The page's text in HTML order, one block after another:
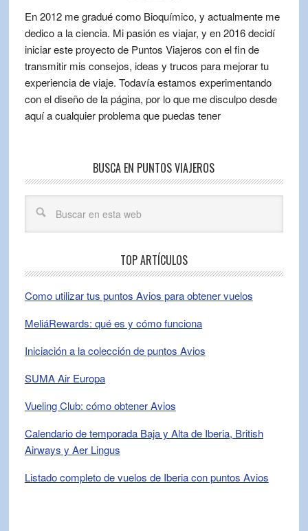
En 2012 me gradué como Bioquímico, y actualmente me
dedico a la ciencia. Mi pasión es viajar, y en 2016 decidí
iniciar este proyecto de Puntos Viajeros con el fin de
transmitir mis consejos, ideas y trucos para mejorar tu
experiencia de viaje. Todavía estamos experimentando
con el diseño de la página, por lo que me disculpo desde
aquí a cualquier problema que puedas tener
BUSCA EN PUNTOS VIAJEROS
TOP ARTÍCULOS
Como utilizar tus puntos Avios para obtener vuelos
MeliáRewards: qué es y cómo funciona
Iniciación a la colección de puntos Avios
SUMA Air Europa
Vueling Club: cómo obtener Avios
Calendario de temporada Baja y Alta de Iberia, British
Airways y Aer Lingus
Listado completo de vuelos de Iberia con puntos Avios